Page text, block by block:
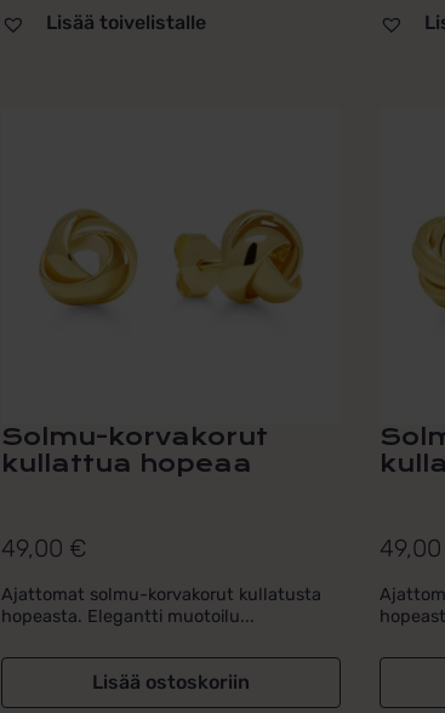
Lisää toivelistalle
Solmu-korvakorut
kullattua hopeaa
49,00 €
Ajattomat solmu-korvakorut kullatusta
hopeasta. Elegantti muotoilu...
Lisää ostoskoriin
49,00